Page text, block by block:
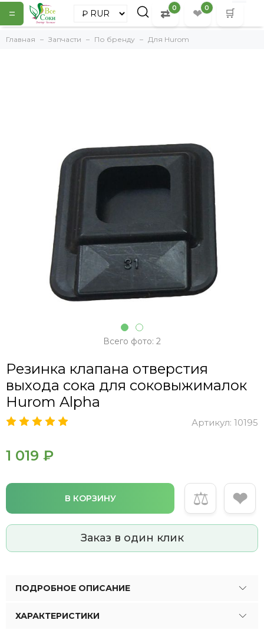
= ⇄ 0 ❤ 0 🛒
Главная Запчасти По бренду Для Hurom
Всего фото: 2
Резинка клапана отверстия
выхода сока для соковыжималок
Hurom Alpha
Артикул: 10195
1 019 ₽
В КОРЗИНУ ⚖ ❤
Заказ в один клик
ПОДРОБНОЕ ОПИСАНИЕ
ХАРАКТЕРИСТИКИ